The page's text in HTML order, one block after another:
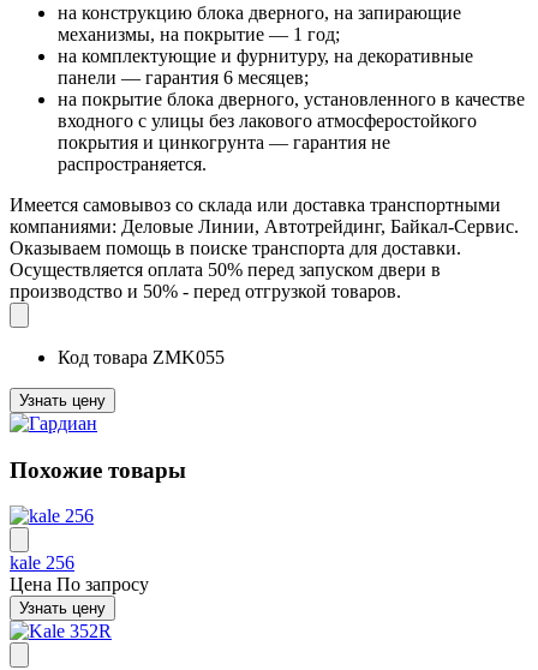
на конструкцию блока дверного, на запирающие
механизмы, на покрытие — 1 год;
на комплектующие и фурнитуру, на декоративные
панели — гарантия 6 месяцев;
на покрытие блока дверного, установленного в качестве
входного с улицы без лакового атмосферостойкого
покрытия и цинкогрунта — гарантия не
распространяется.
Имеется самовывоз со склада или доставка транспортными
компаниями: Деловые Линии, Автотрейдинг, Байкал-Сервис.
Оказываем помощь в поиске транспорта для доставки.
Осуществляется оплата 50% перед запуском двери в
производство и 50% - перед отгрузкой товаров.
Код товара ZMK055
Узнать цену
Похожие товары
kale 256
Цена По запросу
Узнать цену